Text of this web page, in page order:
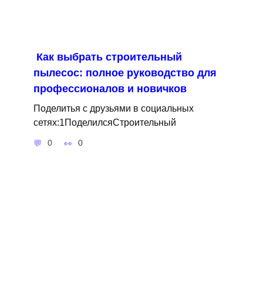
Как выбрать строительный
пылесос: полное руководство для
профессионалов и новичков
Поделитья с друзьями в социальных
сетях:1ПоделилсяСтроительный
0 0